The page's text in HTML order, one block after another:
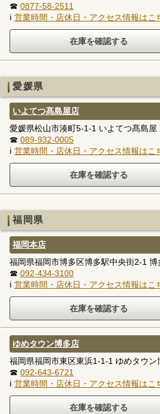
☎ 0877-58-2511
ℹ 営業時間・店休日・アクセス情報はこ
愛媛県
いよてつ髙島屋店
愛媛県松山市湊町5-1-1 いよてつ髙島屋
☎ 089-932-0005
ℹ 営業時間・店休日・アクセス情報はこ
福岡県
福岡本店
福岡県福岡市博多区博多駅中央街2-1
☎ 092-434-3100
ℹ 営業時間・店休日・アクセス情報はこ
ゆめタウン博多店
福岡県福岡市東区東浜1-1-1 ゆめタウン
☎ 092-643-6721
ℹ 営業時間・店休日・アクセス情報はこ